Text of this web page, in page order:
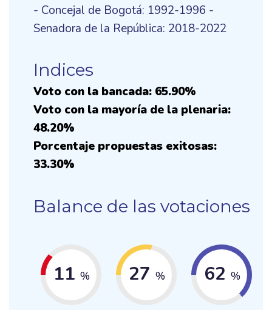
- Concejal de Bogotá: 1992-1996 -
Senadora de la República: 2018-2022
Indices
Voto con la bancada: 65.90%
Voto con la mayoría de la plenaria:
48.20%
Porcentaje propuestas exitosas:
33.30%
Balance de las votaciones
11 % 27 % 62 %